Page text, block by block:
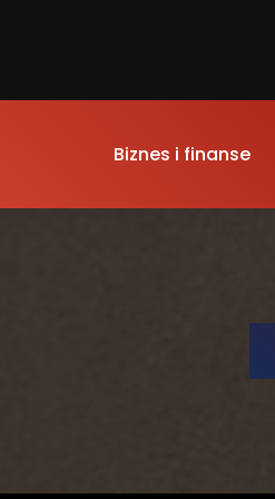
Biznes i finanse